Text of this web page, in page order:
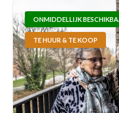
ONMIDDELLIJK
TE HUUR & TE KOOP